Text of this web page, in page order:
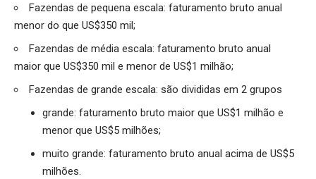
Fazendas de pequena escala: faturamento bruto anual
menor do que US$350 mil;
Fazendas de média escala: faturamento bruto anual
maior que US$350 mil e menor de US$1 milhão;
Fazendas de grande escala: são divididas em 2 grupos
grande: faturamento bruto maior que US$1 milhão e
menor que US$5 milhões;
muito grande: faturamento bruto anual acima de US$5
milhões.